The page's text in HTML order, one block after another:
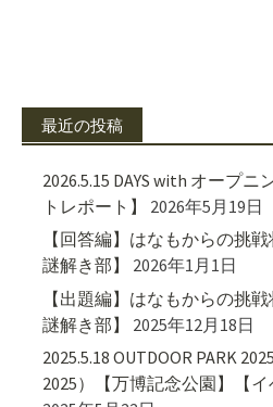
最近の投稿
2026.5.15 DAYS with オープ
トレポート】
2026年5月19日
【回答編】はなもからの挑
謎解き部】
2026年1月1日
【出題編】はなもからの挑
謎解き部】
2025年12月18日
2025.5.18 OUTDOOR PARK
2025）【万博記念公園】【イ